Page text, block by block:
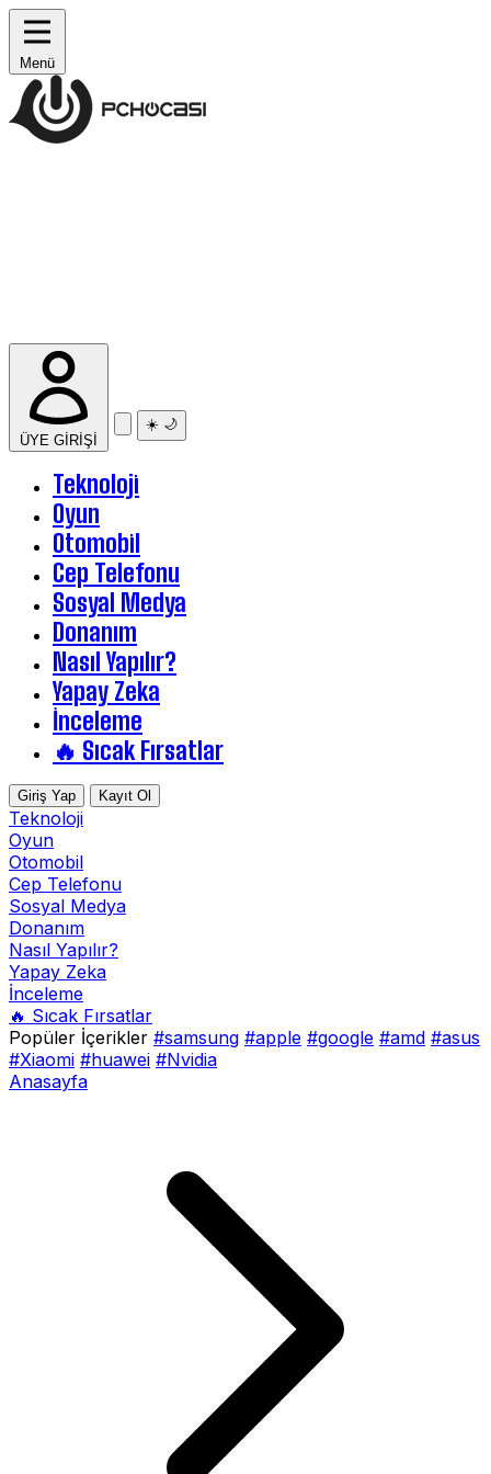
Menü
ÜYE GİRİŞİ
☀️ 🌙
Teknoloji
Oyun
Otomobil
Cep Telefonu
Sosyal Medya
Donanım
Nasıl Yapılır?
Yapay Zeka
İnceleme
🔥 Sıcak Fırsatlar
Giriş Yap Kayıt Ol
Teknoloji
Oyun
Otomobil
Cep Telefonu
Sosyal Medya
Donanım
Nasıl Yapılır?
Yapay Zeka
İnceleme
🔥 Sıcak Fırsatlar
Popüler İçerikler #samsung #apple #google #amd #asus
#Xiaomi #huawei #Nvidia
Anasayfa